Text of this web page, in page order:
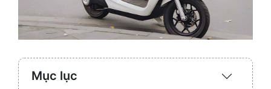
Mục lục
Expand